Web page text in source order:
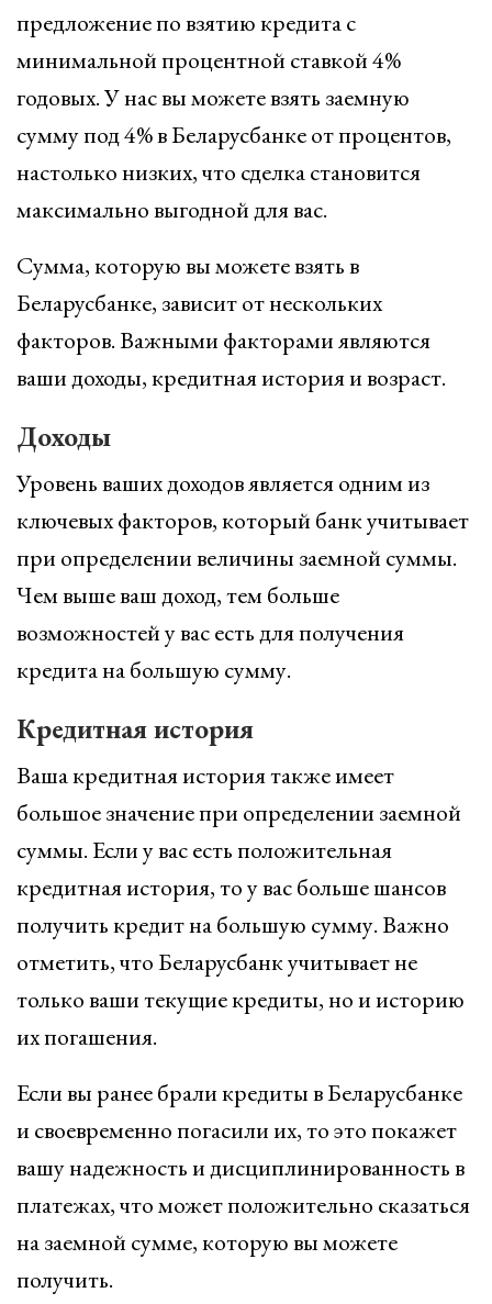
предложение по взятию кредита с
минимальной процентной ставкой 4%
годовых. У нас вы можете взять заемную
сумму под 4% в Беларусбанке от процентов,
настолько низких, что сделка становится
максимально выгодной для вас.
Сумма, которую вы можете взять в
Беларусбанке, зависит от нескольких
факторов. Важными факторами являются
ваши доходы, кредитная история и возраст.
Доходы
Уровень ваших доходов является одним из
ключевых факторов, который банк учитывает
при определении величины заемной суммы.
Чем выше ваш доход, тем больше
возможностей у вас есть для получения
кредита на большую сумму.
Кредитная история
Ваша кредитная история также имеет
большое значение при определении заемной
суммы. Если у вас есть положительная
кредитная история, то у вас больше шансов
получить кредит на большую сумму. Важно
отметить, что Беларусбанк учитывает не
только ваши текущие кредиты, но и историю
их погашения.
Если вы ранее брали кредиты в Беларусбанке
и своевременно погасили их, то это покажет
вашу надежность и дисциплинированность в
платежах, что может положительно сказаться
на заемной сумме, которую вы можете
получить.